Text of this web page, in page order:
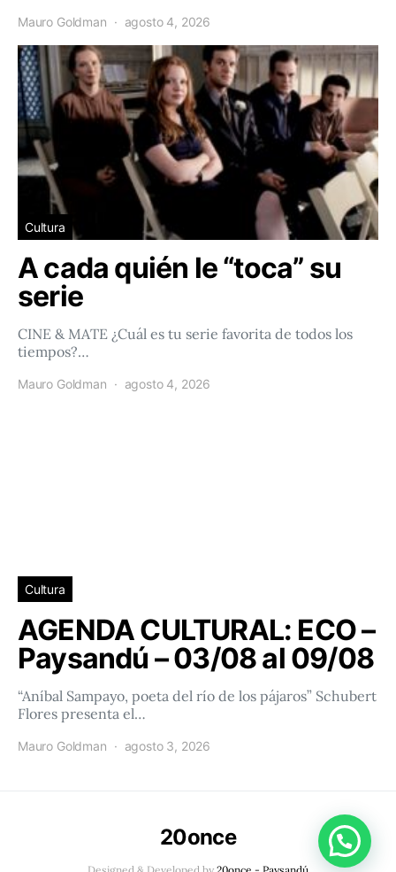
Mauro Goldman agosto 4, 2026
Cultura
A cada quién le “toca” su
serie
CINE & MATE ¿Cuál es tu serie favorita de todos los
tiempos?…
Mauro Goldman agosto 4, 2026
Cultura
AGENDA CULTURAL: ECO –
Paysandú – 03/08 al 09/08
“Aníbal Sampayo, poeta del río de los pájaros” Schubert
Flores presenta el…
Mauro Goldman agosto 3, 2026
20once